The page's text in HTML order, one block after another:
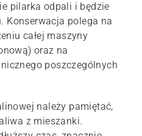
pilarka odpali i będzie
Konserwacja polega na
całej maszyny
oraz na
poszczególnych
należy pamiętać,
z mieszanki.